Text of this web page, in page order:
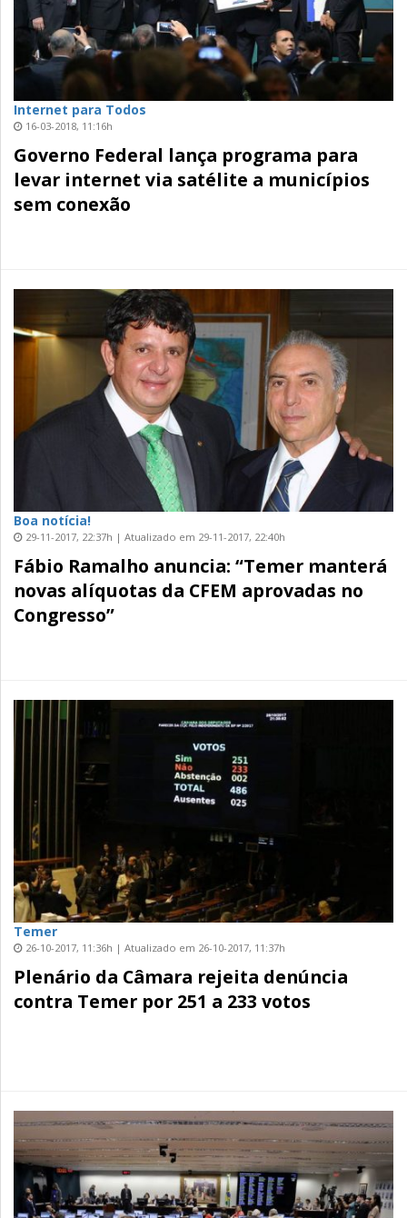
Internet para Todos
16-03-2018, 11:16h
Governo Federal lança programa para
levar internet via satélite a municípios
sem conexão
Boa notícia!
29-11-2017, 22:37h | Atualizado em 29-11-2017, 22:40h
Fábio Ramalho anuncia: “Temer manterá
novas alíquotas da CFEM aprovadas no
Congresso”
Temer
26-10-2017, 11:36h | Atualizado em 26-10-2017, 11:37h
Plenário da Câmara rejeita denúncia
contra Temer por 251 a 233 votos